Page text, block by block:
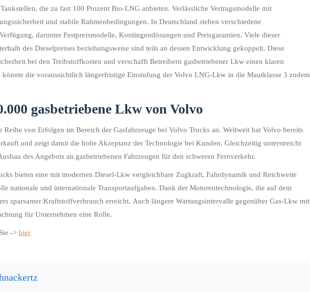
die zu fast 100 Prozent Bio-LNG anbieten. Verlässliche Vertragsmodelle mit
und stabile Rahmenbedingungen. In Deutschland stehen verschiedene
darunter Festpreismodelle, Kontingentlösungen und Preisgarantien. Viele dieser
des Dieselpreises beziehungsweise sind teils an dessen Entwicklung gekoppelt. Diese
bei den Treibstoffkosten und verschafft Betreibern gasbetriebener Lkw einen klaren
die voraussichtlich längerfristige Einstufung der Volvo LNG-Lkw in die Mautklasse 3 zudem
gasbetriebene Lkw von Volvo
von Erfolgen im Bereich der Gasfahrzeuge bei Volvo Trucks an. Weltweit hat Volvo bereits
und zeigt damit die hohe Akzeptanz der Technologie bei Kunden. Gleichzeitig unterstreicht
des Angebots an gasbetriebenen Fahrzeugen für den schweren Fernverkehr.
bieten eine mit modernen Diesel-Lkw vergleichbare Zugkraft, Fahrdynamik und Reichweite
nationale und internationale Transportaufgaben. Dank der Motorentechnologie, die auf dem
sparsamer Kraftstoffverbrauch erreicht. Auch längere Wartungsintervalle gegenüber Gas-Lkw mit
für Unternehmen eine Rolle.
-> hier